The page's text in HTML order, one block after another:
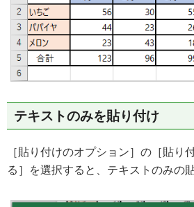
テキストのみを貼り付け
［貼り付けのオプション］の［貼り
る］を選択すると、テキストのみの